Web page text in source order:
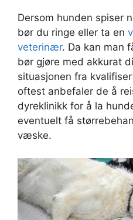
Dersom hunden spiser
bør du ringe eller ta en
veterinær. Da kan man
bør gjøre med akkurat
situasjonen fra
oftest anbefaler de å
dyreklinikk for å la
eventuelt få
væske.